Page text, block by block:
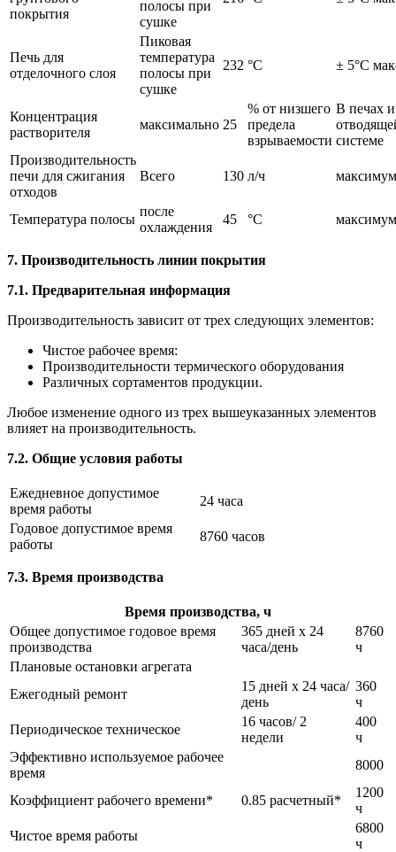
покрытия
полосы при
сушке
Печь для
отделочного слоя
Пиковая
температура
полосы при
сушке
232 °C ± 5°C
Концентрация
растворителя
максимально 25
% от низшего
предела
взрываемости
В печах
системе
Производительность
печи для сжигания
отходов
Всего 130 л/ч максимум
Температура полосы
после
охлаждения
45 °C максимум
7. Производительность линии покрытия
7.1. Предварительная информация
Производительность зависит от трех следующих элементов:
Чистое рабочее время:
Производительности термического оборудования
Различных сортаментов продукции.
Любое изменение одного из трех вышеуказанных элементов
влияет на производительность.
7.2. Общие условия работы
Ежедневное допустимое
время работы
24 часа
Годовое допустимое время
работы
8760 часов
7.3. Время производства
Время производства, ч
Общее допустимое годовое время
производства
365 дней x 24
часа/день
8760
ч
Плановые остановки агрегата
Ежегодный ремонт
15 дней x 24 часа/
день
360
ч
Периодическое техническое
16 часов/ 2
недели
400
ч
Эффективно используемое рабочее
время
8000
Коэффициент рабочего времени* 0.85 расчетный*
1200
ч
Чистое время работы
6800
ч